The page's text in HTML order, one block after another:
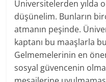
Üniversitelerden yılda
düşünelim. Bunların
atmanın peşinde.
kaptanı bu maaşlarla
Gelmemelerinin en
sosyal güvencenin